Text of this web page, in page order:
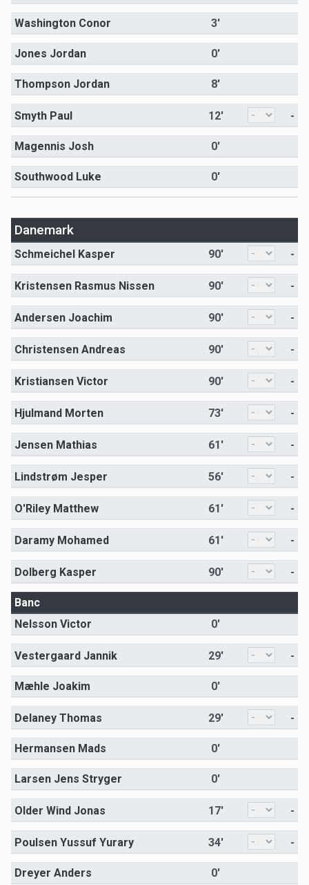
Washington Conor 3'
Jones Jordan 0'
Thompson Jordan 8'
Smyth Paul 12' -
Magennis Josh 0'
Southwood Luke 0'
Danemark
Schmeichel Kasper 90' -
Kristensen Rasmus Nissen 90' -
Andersen Joachim 90' -
Christensen Andreas 90' -
Kristiansen Victor 90' -
Hjulmand Morten 73' -
Jensen Mathias 61' -
Lindstrøm Jesper 56' -
O'Riley Matthew 61' -
Daramy Mohamed 61' -
Dolberg Kasper 90' -
Banc
Nelsson Victor
0'
Vestergaard Jannik 29' -
Mæhle Joakim 0'
Delaney Thomas 29' -
Hermansen Mads 0'
Larsen Jens Stryger 0'
Older Wind Jonas 17' -
Poulsen Yussuf Yurary 34' -
Dreyer Anders 0'